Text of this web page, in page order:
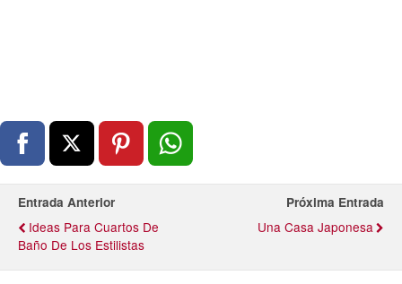
Entrada Anterior
Ideas Para Cuartos De
Baño De Los Estilistas
Próxima Entrada
Una Casa Japonesa